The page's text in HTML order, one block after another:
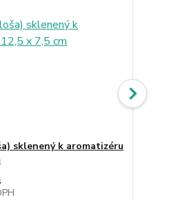
sklenený k aromatizéru